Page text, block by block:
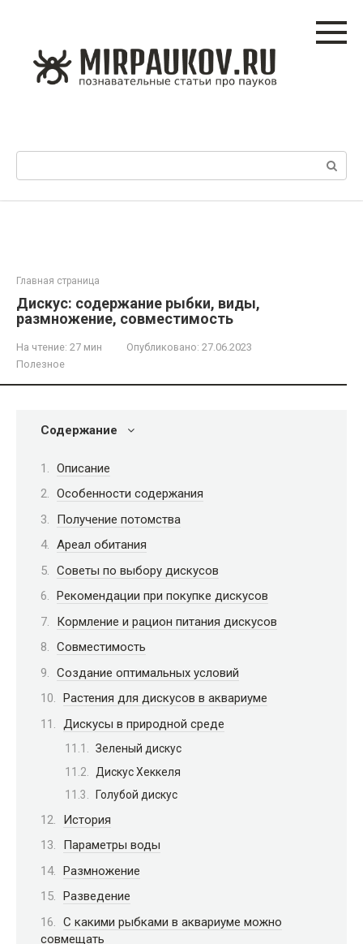
Главная страница
Дискус: содержание рыбки, виды,
размножение, совместимость
На чтение: 27 мин Опубликовано: 27.06.2023
Полезное
Содержание
Описание
Особенности содержания
Получение потомства
Ареал обитания
Советы по выбору дискусов
Рекомендации при покупке дискусов
Кормление и рацион питания дискусов
Совместимость
Создание оптимальных условий
Растения для дискусов в аквариуме
Дискусы в природной среде
Зеленый дискус
Дискус Хеккеля
Голубой дискус
История
Параметры воды
Размножение
Разведение
С какими рыбками в аквариуме можно
совмещать